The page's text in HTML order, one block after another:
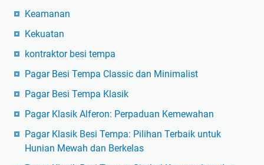
Keamanan
Kekuatan
kontraktor besi tempa
Pagar Besi Tempa Classic dan Minimalist
Pagar Besi Tempa Klasik
Pagar Klasik Alferon: Perpaduan Kemewahan
Pagar Klasik Besi Tempa: Pilihan Terbaik untuk
Hunian Mewah dan Berkelas